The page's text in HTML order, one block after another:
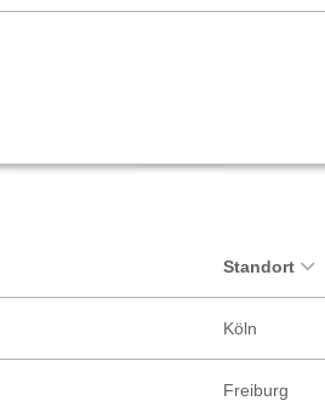
Standort
Köln
Freiburg